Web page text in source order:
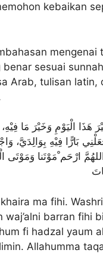
kebaikan
mengenai
sesuai sunnah
Arab, tulisan latin,
هَذَا الْيَوْمِ وَخَيْرَ مَا
بَارًّا فِيْهِ بِوَالِدَيَّ،
اللهُمَّ ارْحَم ْمَوْتَنا
ma fihi.
barran fihi
fi hadzal yaum
Allahumma